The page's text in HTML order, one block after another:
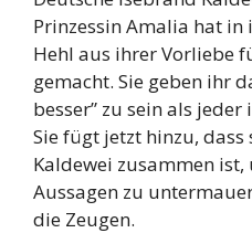
Prinzessin Amalia hat
Hehl aus ihrer Vorliebe
gemacht. Sie geben ihr
besser” zu sein als
Sie fügt jetzt hinzu,
Kaldewei zusammen
Aussagen zu
die Zeugen.